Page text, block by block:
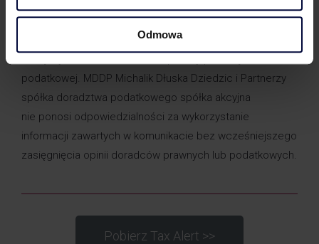
Odmowa
lub z Państwa doradcą ze strony MDDP.
podatkowej. MDDP Michalik Dłuska Dziedzic i Partnerzy
spółka doradztwa podatkowego spółka akcyjna
nie ponosi odpowiedzialności za wykorzystanie
informacji zawartych w komunikacie bez wcześniejszego
zasięgnięcia opinii doradców prawnych lub podatkowych.
Pobierz Tax Alert >>